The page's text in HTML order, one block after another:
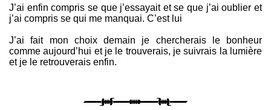
J’ai enfin compris se que j’essayait et se que j’ai oublier et
j’ai compris se qui me manquai. C’est lui
J’ai fait mon choix demain je chercherais le bonheur
comme aujourd’hui et je le trouverais, je suivrais la lumière
et je le retrouverais enfin.